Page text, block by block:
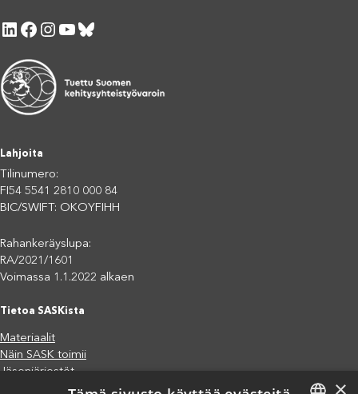
LinkedIn Facebook Instagram YouTube Bluesky
Lahjoita
Tilinumero:
FI54 5541 2810 000 84
BIC/SWIFT: OKOYFIHH
Rahankeräyslupa:
RA/2021/1601
Voimassa 1.1.2022 alkaen
Tietoa SASKista
Materiaalit
Näin SASK toimii
Jäsenjärjestöt
×